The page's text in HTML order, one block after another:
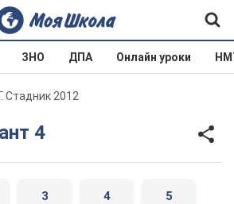
ЗНО ДПА Онлайн уроки
Стадник 2012
4
3 4 5